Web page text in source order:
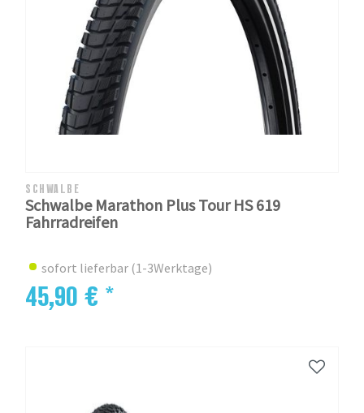
SCHWALBE
Schwalbe Marathon Plus Tour HS 619
Fahrradreifen
sofort lieferbar (1-3Werktage)
45,90 € *